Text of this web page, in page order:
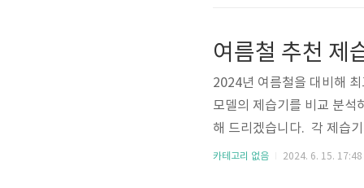
여름철 추천 제
2024년 여름철을 대비해
모델의 제습기를 비교 분석
해 드리겠습니다. 각 제습
게 찾을 수 있게 도움이 되
카테고리 없음 2024. 6. 15. 17:48